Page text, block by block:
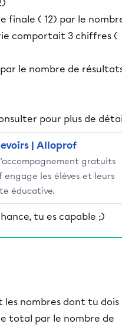
finale ( 12) par le
comportait 3 chiffres (
le nombre de
pour plus de
| Alloprof
gratuits
les élèves et leurs
éducative.
tu es capable ;)
nombres dont tu dois
total par le nombre de